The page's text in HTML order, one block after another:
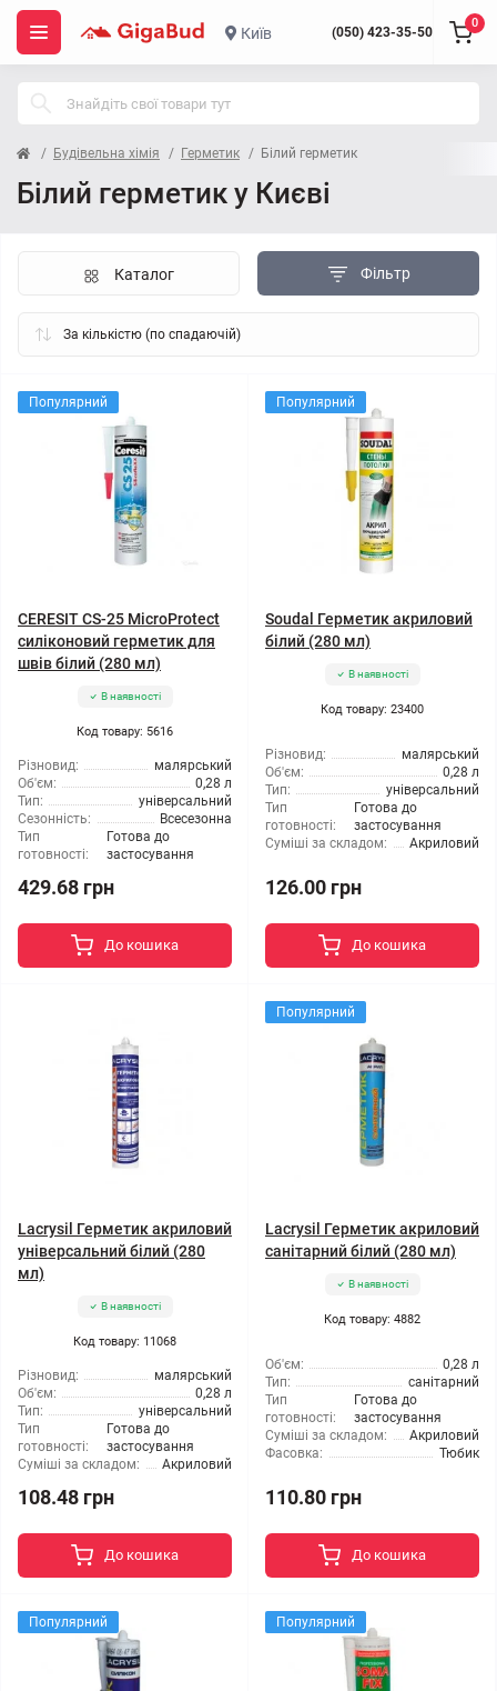
Київ (050) 423-35-50
0
Будівельна хімія Герметик Білий герметик
Білий герметик у Києві
Фільтр
Каталог
Популярний
CERESIT CS-25 MicroProtect
силіконовий герметик для
швів білий (280 мл)
В наявності
Код товару: 5616
Різновид:
малярський
Об'єм:
0,28 л
Тип:
універсальний
Сезонність:
Всесезонна
Тип
готовності:
Готова до
застосування
429.68 грн
До кошика
Популярний
Soudal Герметик акриловий
білий (280 мл)
В наявності
Код товару: 23400
Різновид:
малярський
Об'єм:
0,28 л
Тип:
універсальний
Тип
готовності:
Готова до
застосування
Суміші за складом:
Акриловий
126.00 грн
До кошика
Lacrysil Герметик акриловий
універсальний білий (280
мл)
В наявності
Код товару: 11068
Різновид:
малярський
Об'єм:
0,28 л
Тип:
універсальний
Тип
готовності:
Готова до
застосування
Суміші за складом:
Акриловий
108.48 грн
До кошика
Популярний
Lacrysil Герметик акриловий
санітарний білий (280 мл)
В наявності
Код товару: 4882
Об'єм:
0,28 л
Тип:
санітарний
Тип
готовності:
Готова до
застосування
Суміші за складом:
Акриловий
Фасовка:
Тюбик
110.80 грн
До кошика
Популярний Популярний